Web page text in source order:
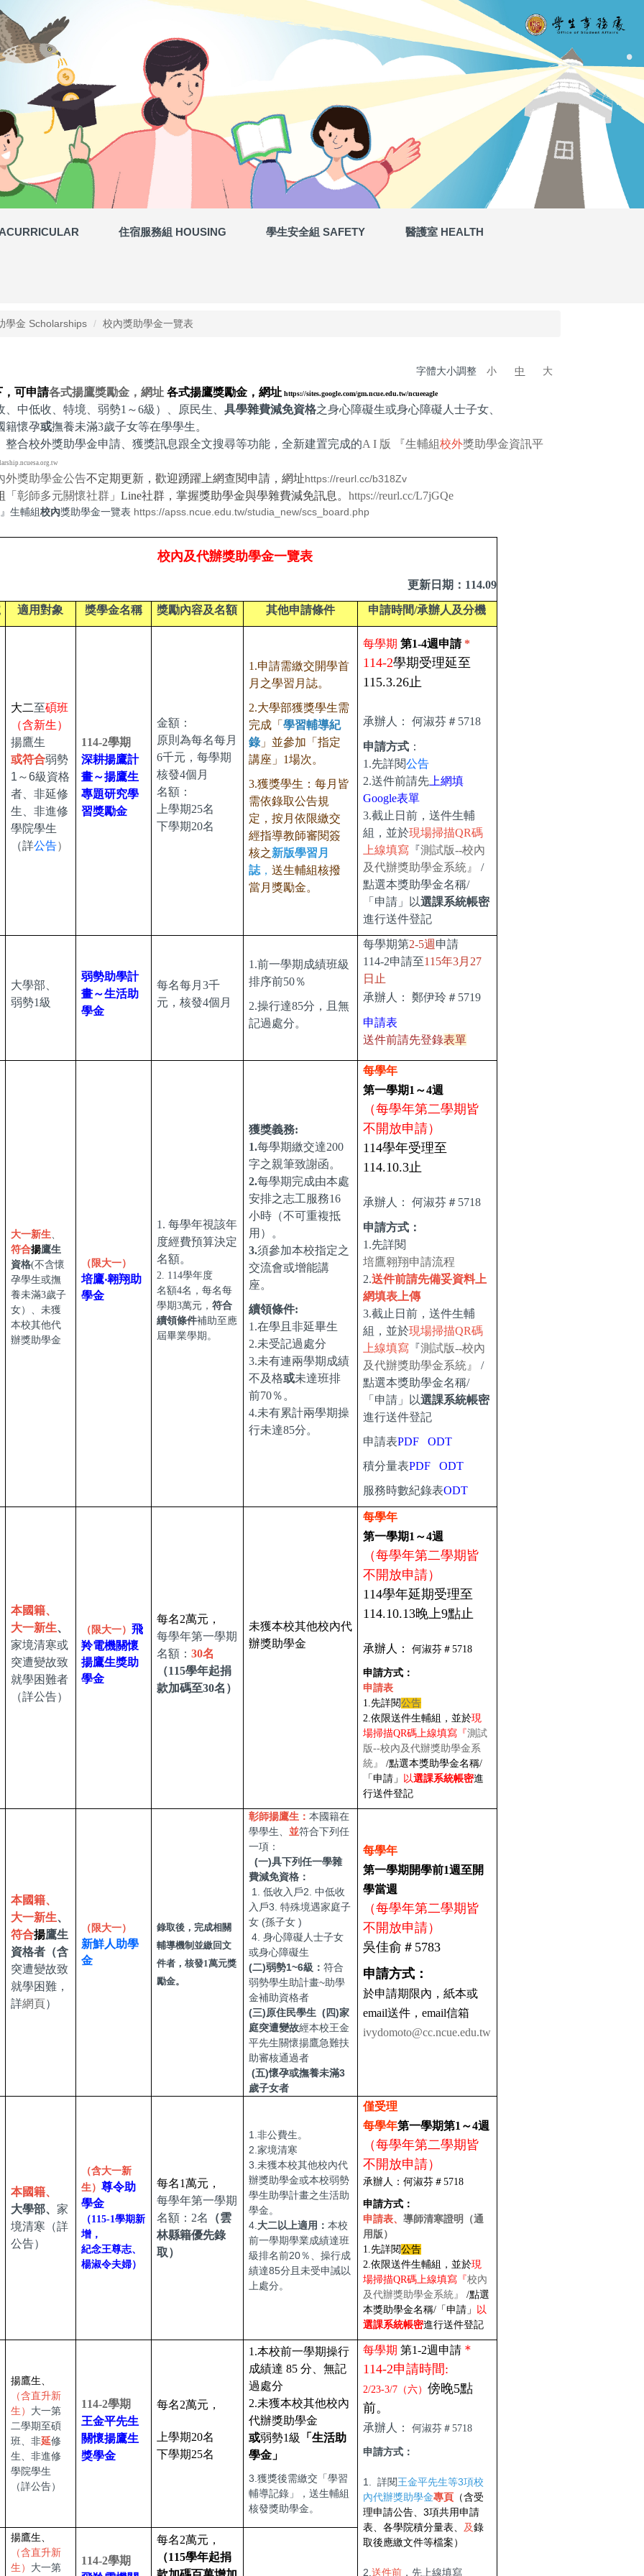
住宿服務組 HOUSING 學生安全組 SAFETY 醫護室 HEALTH
學金 Scholarships 校內獎助學金一覽表
字體大小調整 小 中 大
，可申請各式揚鷹獎勵金，網址 各式揚鷹獎勵金，網址 https://sites.google.com/gm.ncue.edu.tw/ncueeagle
中低收、特境、弱勢1～6級）、原民生、具學雜費減免資格之身心障礙生或身心障礙人士子女、
籍懷孕或撫養未滿3歲子女等在學學生。
整合校外獎助學金申請、獲獎訊息跟全文搜尋等功能，全新建置完成的A I 版 『生輔組校外獎助學金資訊平
外獎助學金公告不定期更新，歡迎踴躍上網查閱申請，網址https://reurl.cc/b318Zv
「彰師多元關懷社群 」Line社群，掌握獎助學金與學雜費減免訊息。https://reurl.cc/L7jGQe
生輔組校內獎助學金一覽表 https://apss.ncue.edu.tw/studia_new/scs_board.php
校內及代辦獎助學金一覽表
更新日期：114.09
適用對象 獎學金名稱 獎勵內容及名額 其他申請條件 申請時間/承辦人及分機
大二至碩班
（含新生）
揚鷹生
或符合弱勢
1～6級資格
者、 非延修
生、非進修
學院學生
（詳公告）
114-2學期
深耕揚鷹計
畫～揚鷹生
專題研究學
習獎勵金
金額：
原則為每名每月
6千元，每學期
核發4個月
名額：
上學期25名
下學期20名
1.申請需繳交開學首
月之學習月誌。
2.大學部獲獎學生需
完成「 學習輔導紀
錄」並參加「 指定
講座」1場次。
3.獲獎學生：每月皆
需依錄取公告規
定，按月依限繳交
經指導教師審閱簽
核之新版學習月
誌， 送生輔組核撥
當月獎勵金。
每學期 第1-4週申請 *
114-2學期受理延至
115.3.26止
承辦人： 何淑芬＃5718
申請方式：
1.先詳閱公告
2.送件前請先上網填
Google表單
3.截止日前，送件生輔
組，並於現場掃描QR碼
上線填寫 『測試版--校內
及代辦獎助學金系統』
/
點選本獎助學金名稱/
「申請」以選課系統帳密
進行送件登記
大學部、
弱勢1級
弱勢助學計
畫～生活助
學金
每名每月3千
元，核發4個月
1.前一學期成績班級
排序前50％
2.操行達85分，且無
記過處分。
每學期第2-5週 申請
114-2申請至115年3月27
日止
承辦人： 鄭伊玲＃5719
申請表
送件前請先登錄表單
大一新生、
符合揚鷹生
資格(不含懷
孕學生或撫
養未滿3歲子
女）、未獲
本校其他代
辦獎助學金
（限大一）
培鷹‧翱翔助
學金
1. 每學年視該年
度經費預算決定
名額。
2. 114學年度
名額4名，每名每
學期3萬元， 符合
續領條件補助至應
屆畢業學期。
獲獎義務:
1.每學期繳交達200
字之親筆致謝函。
2.每學期完成由本處
安排之志工服務16
小時（不可重複抵
用）。
3.須參加本校指定之
交流會或增能講
座。
續領條件:
1.在學且非延畢生
2.未受記過處分
3.未有連兩學期成績
不及格或未達班排
前70％。
4.未有累計兩學期操
行未達85分。
每學年
第一學期1～4週
（每學年第二學期皆
不開放申請）
114學年受理至
114.10.3止
承辦人： 何淑芬＃5718
申請方式：
1.先詳閱
培鷹翱翔申請流程
2.送件前請先備妥資料上
網填表上傳
3.截止日前，送件生輔
組，並於現場掃描QR碼
上線填寫 『測試版--校內
及代辦獎助學金系統』
/
點選本獎助學金名稱/
「申請」以選課系統帳密
進行送件登記
申請表PDF
ODT
積分量表PDF
ODT
服務時數紀錄表ODT
本國籍、
大一新生、
家境清寒或
突遭變故致
就學困難者
（詳公告）
（限大一） 飛
羚電機關懷
揚鷹生獎助
學金
每名2萬元，
每學年第一學期
名額： 30名
（115學年起捐
款加碼至30名）
未獲本校其他校內代
辦獎助學金
每學年
第一學期1～4週
（每學年第二學期皆
不開放申請）
114學年延期受理至
114.10.13晚上9點止
承辦人： 何淑芬＃5718
申請方式：
申請表
1.先詳閱公告
2.依限送件生輔組，並於現
場掃描QR碼上線填寫『測試
版--校內及代辦獎助學金系
統』
/點選本獎助學金名稱/
「申請」 以選課系統帳密進
行送件登記
本國籍、
大一新生、
符合揚鷹生
資格者（含
突遭變故致
就學困難，
詳網頁）
（限大一）
新鮮人助學
金
錄取後，完成相關
輔導機制並繳回文
件者，核發1萬元獎
勵金。
彰師揚鷹生： 本國籍在
學學生、 並符合下列任
一項：
(一)具下列任一學雜
費減免資格：
1. 低收入戶2. 中低收
入戶3. 特殊境遇家庭子
女 (孫子女 )
4. 身心障礙人士子女
或身心障礙生
(二)弱勢1~6級： 符合
弱勢學生助計畫~助學
金補助資格者
(三)原住民學生 (四)家
庭突遭變故經本校王金
平先生關懷揚鷹急難扶
助審核通過者
(五)懷孕或撫養未滿3
歲子女者
每學年
第一學期開學前1週至開
學當週
（每學年第二學期皆
不開放申請）
吳佳俞＃5783
申請方式：
於申請期限內， 紙本或
email送件，email信箱
ivydomoto@cc.ncue.edu.tw
本國籍、
大學部、 家
境清寒 （詳
公告）
（含大一新
生） 尊令助
學金
（115-1學期新
增，
紀念王尊志、
楊淑令夫婦）
每名1萬元，
每學年第一學期
名額：2名
（雲
林縣籍優先錄
取）
1.非公費生。
2.家境清寒
3.未獲本校其他校內代
辦獎助學金或本校弱勢
學生助學計畫之生活助
學金。
4. 大二以上適用： 本校
前一學期學業成績達班
級排名前20％、操行成
績達85分且未受申誡以
上處分。
僅受理
每學年第一學期第1～4週
（每學年第二學期皆
不開放申請）
承辦人：何淑芬＃5718
申請方式：
申請表、 導師清寒證明（通
用版）
1.先詳閱公告
2.依限送件生輔組，並於現
場掃描QR碼上線填寫『校內
及代辦獎助學金系統』
/點選
本獎助學金名稱/「申請」 以
選課系統帳密進行送件登記
揚鷹生、
（含直升新
生） 大一第
二學期至碩
班、非延修
生、非進修
學院學生
（詳公告）
114-2學期
王金平先生
關懷揚鷹生
獎學金
每名2萬元，
上學期20名
下學期25名
1.本校前一學期操行
成績達 85 分、無記
過處分
2.未獲本校其他校內
代辦獎助學金
或弱勢1級
「生活助
學金」
3.獲獎後需繳交「學習
輔導記錄」，送生輔組
核發獎助學金。
每學期 第1-2週申請＊
114-2申請時間:
2/23-3/7（六） 傍晚5點
前。
承辦人： 何淑芬＃5718
申請方式：
1. 詳閱王金平先生等3項校
內代辦獎助學金專頁（含受
理申請公告、3項共用申請
表、各學院積分量表、 及錄
取後應繳文件等檔案）
2. 送件前，先上線填寫
揚鷹生、
（含直升新
生） 大一第
114-2學期
每名2萬元，
（115學年起捐